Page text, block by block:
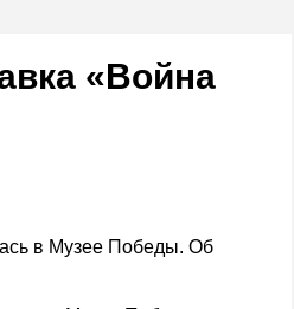
«Война
в Музее Победы. Об